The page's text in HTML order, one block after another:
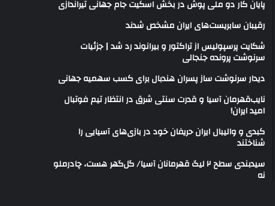
پایان کار دو ملی پوش در بخش اسکیت جام جهانی تیراندازی
رقیبان سابریست‌های ایران مشخص شدند
شکایت پرسپولیس از تراکتور و بیرانوند رد شد | جزئیات
سرنوشت پرونده جنجالی
دیدار سرنوشت ساز پسران هندبال برای کسب سهمیه جهانی
نایب‌قهرمان آسیا و قدرت سنتی شرق در انتظار تیم فوتبال
امید ایران!
کبدی و والیبال ایران حریفان خود در بازی‌های آسیایی را
شناختند
سیدبندی سطح ۲ لیگ قهرمانان آسیا/ گل‌گهر هست، چادرملو
نه